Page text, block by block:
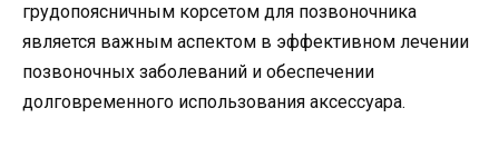
грудопоясничным корсетом для позвоночника
является важным аспектом в эффективном лечении
позвоночных заболеваний и обеспечении
долговременного использования аксессуара.